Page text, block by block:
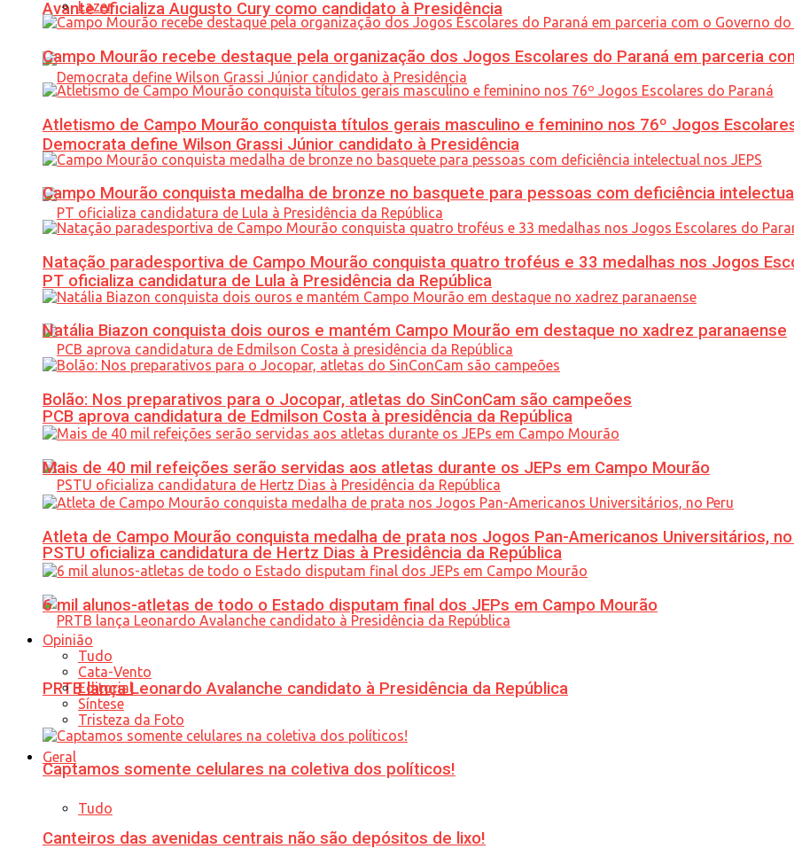
Avante oficializa Augusto Cury como candidato à Presidência
Democrata define Wilson Grassi Júnior candidato à Presidência
PT oficializa candidatura de Lula à Presidência da República
PCB aprova candidatura de Edmilson Costa à presidência da República
PSTU oficializa candidatura de Hertz Dias à Presidência da República
PRTB lança Leonardo Avalanche candidato à Presidência da República
Geral
Tudo
Lazer
Campo Mourão recebe destaque pela organização dos Jogos Escolares do Paraná em parceria
Atletismo de Campo Mourão conquista títulos gerais masculino e feminino nos 76º Jogos
Campo Mourão conquista medalha de bronze no basquete para pessoas com deficiência
Natação paradesportiva de Campo Mourão conquista quatro troféus e 33 medalhas nos Jogos
Natália Biazon conquista dois ouros e mantém Campo Mourão em destaque no xadrez paranaense
Bolão: Nos preparativos para o Jocopar, atletas do SinConCam são campeões
Mais de 40 mil refeições serão servidas aos atletas durante os JEPs em Campo Mourão
Atleta de Campo Mourão conquista medalha de prata nos Jogos Pan-Americanos Universitários,
6 mil alunos-atletas de todo o Estado disputam final dos JEPs em Campo Mourão
Opinião
Tudo
Cata-Vento
Editorial
Síntese
Tristeza da Foto
Captamos somente celulares na coletiva dos políticos!
Canteiros das avenidas centrais não são depósitos de lixo!